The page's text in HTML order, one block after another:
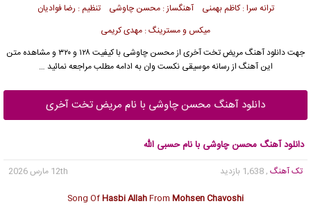
ترانه سرا : کاظم بهمنی آهنگساز : محسن چاوشی تنظیم : رضا فوادیان
میکس و مسترینگ : مهدی کریمی
جهت دانلود آهنگ مریض تخت آخری ازمحسن چاوشی
با کیفیت ۱۲۸ و ۳۲۰ و مشاهده متن
این آهنگ از رسانه موسیقی نکست وان به ادامه مطلب مراجعه نمائید …
دانلود آهنگ محسن چاوشی با نام مریض تخت آخری
دانلود آهنگ محسن چاوشی با نام حسبی الله
تک آهنگ , 1,638 بازدید
12th مارس 2026
Song OfHasbi AllahFrom Mohsen Chavoshi